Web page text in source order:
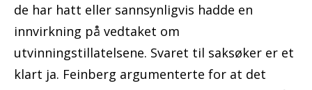
de har hatt eller sannsynligvis hadde en
innvirkning på vedtaket om
utvinningstillatelsene. Svaret til saksøker er et
klart ja. Feinberg argumenterte for at det